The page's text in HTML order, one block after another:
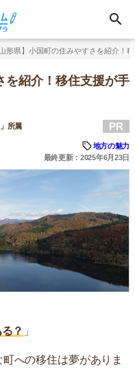
山形県】小国町の住みやすさを紹介！
を紹介！移住支援が手
所属 PR
地方の魅力
最終更新：2025年6月23日
？ 」
への移住は夢がありま